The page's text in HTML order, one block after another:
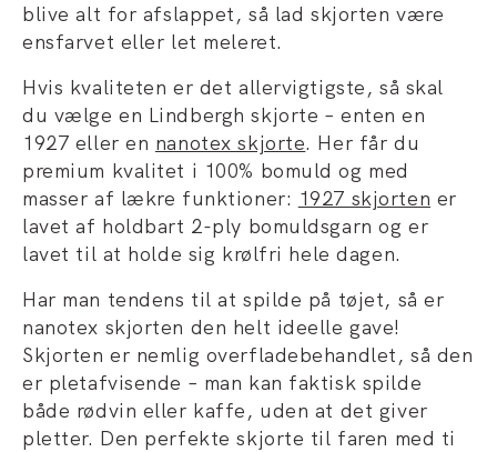
blive alt for afslappet, så lad skjorten være
ensfarvet eller let meleret.
Hvis kvaliteten er det allervigtigste, så skal
du vælge en Lindbergh skjorte – enten en
1927 eller en nanotex skjorte. Her får du
premium kvalitet i 100% bomuld og med
masser af lækre funktioner: 1927 skjorten er
lavet af holdbart 2-ply bomuldsgarn og er
lavet til at holde sig krølfri hele dagen.
Har man tendens til at spilde på tøjet, så er
nanotex skjorten den helt ideelle gave!
Skjorten er nemlig overfladebehandlet, så den
er pletafvisende – man kan faktisk spilde
både rødvin eller kaffe, uden at det giver
pletter. Den perfekte skjorte til faren med ti